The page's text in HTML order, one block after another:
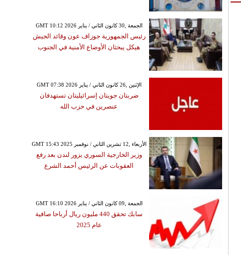
GMT 10:12 2026 الجمعة ,30 كانون الثاني / يناير
رئيس الجمهورية جوزاف عون وقائد الجيش
هيكل يبحثان الأوضاع الأمنية في الجنوب
GMT 07:38 2026 الإثنين ,26 كانون الثاني / يناير
ضربتان جويتان إسرائيليتان تستهدفان
عنصرين في حزب الله
GMT 15:43 2025 الأربعاء ,12 تشرين الثاني / نوفمبر
وزير الخارجية السوري يزور لندن بعد رفع
العقوبات عن الرئيس أحمد الشرع
GMT 16:10 2026 الجمعة ,09 كانون الثاني / يناير
سابك تحقق 440 مليون ريال أرباحا صافية
عام 2025